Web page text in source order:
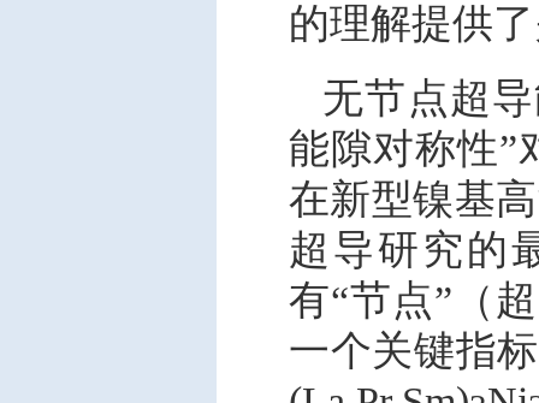
的理解提供
无节点超
能隙对称性”
在新型镍基
超导研究的
有“节点”（
一个关键指